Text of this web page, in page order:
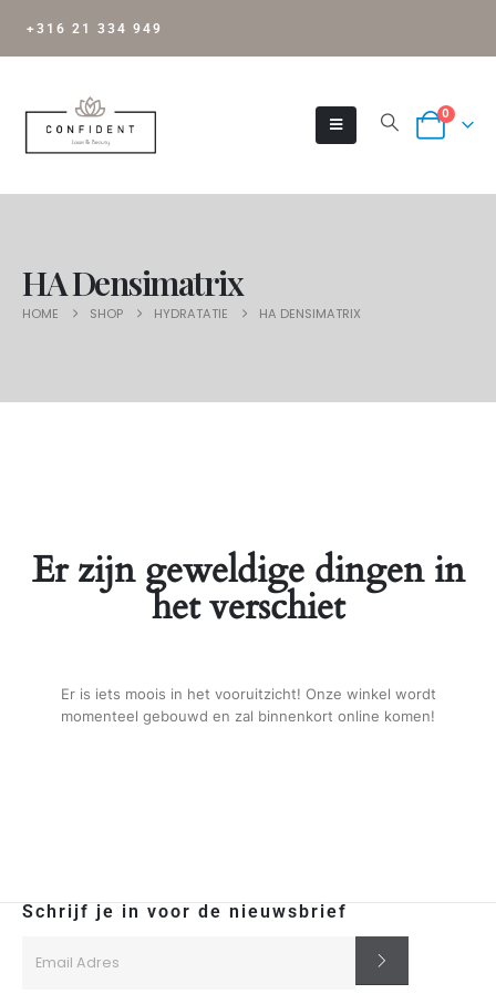
+316 21 334 949
0
HA Densimatrix
HOME SHOP HYDRATATIE HA DENSIMATRIX
Er zijn geweldige dingen in
het verschiet
Er is iets moois in het vooruitzicht! Onze winkel wordt
momenteel gebouwd en zal binnenkort online komen!
Schrijf je in voor de nieuwsbrief